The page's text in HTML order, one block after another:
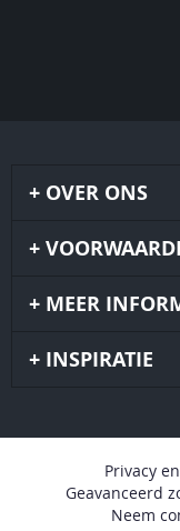
OVER ONS
MEER
INSPIRATIE
Privacy
Geavanceerd
Neem